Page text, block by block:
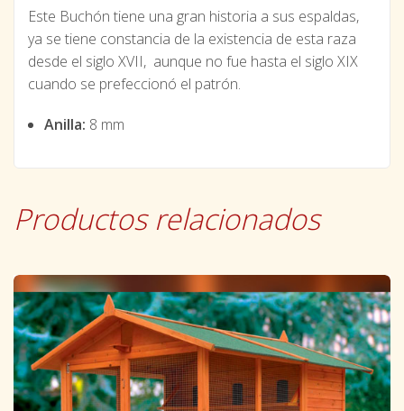
Este Buchón tiene una gran historia a sus espaldas,
ya se tiene constancia de la existencia de esta raza
desde el siglo XVII, aunque no fue hasta el siglo XIX
cuando se prefeccionó el patrón.
Anilla: 8 mm
Productos relacionados